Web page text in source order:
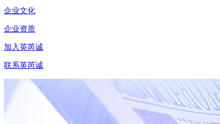
企业文化
企业资质
加入英芮诚
联系英芮诚